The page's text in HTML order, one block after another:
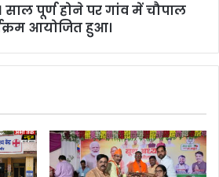
साल पूर्ण होने पर गांव में चौपाल
आयोजित हुआ।